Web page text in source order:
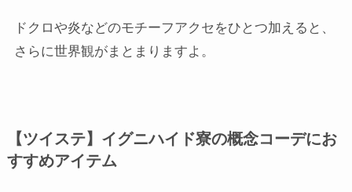
ドクロや炎などのモチーフアクセをひとつ加えると、
さらに世界観がまとまりますよ。
【ツイステ】イグニハイド寮の概念コーデにお
すすめアイテム